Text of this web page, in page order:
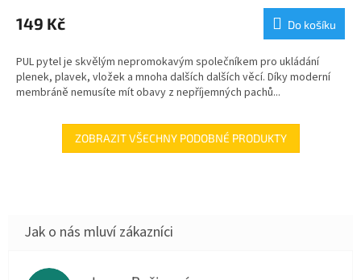
149 Kč Do košíku
PUL pytel je skvělým nepromokavým společníkem pro ukládání
plenek, plavek, vložek a mnoha dalších dalších věcí. Díky moderní
membráně nemusíte mít obavy z nepříjemných pachů...
ZOBRAZIT VŠECHNY PODOBNÉ PRODUKTY